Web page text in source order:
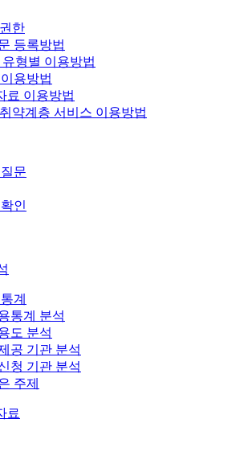
한
등록방법
유형별 이용방법
용방법
료 이용방법
약계층 서비스 이용방법
문
인
계
통계 분석
도 분석
공 기관 분석
청 기관 분석
주제
료